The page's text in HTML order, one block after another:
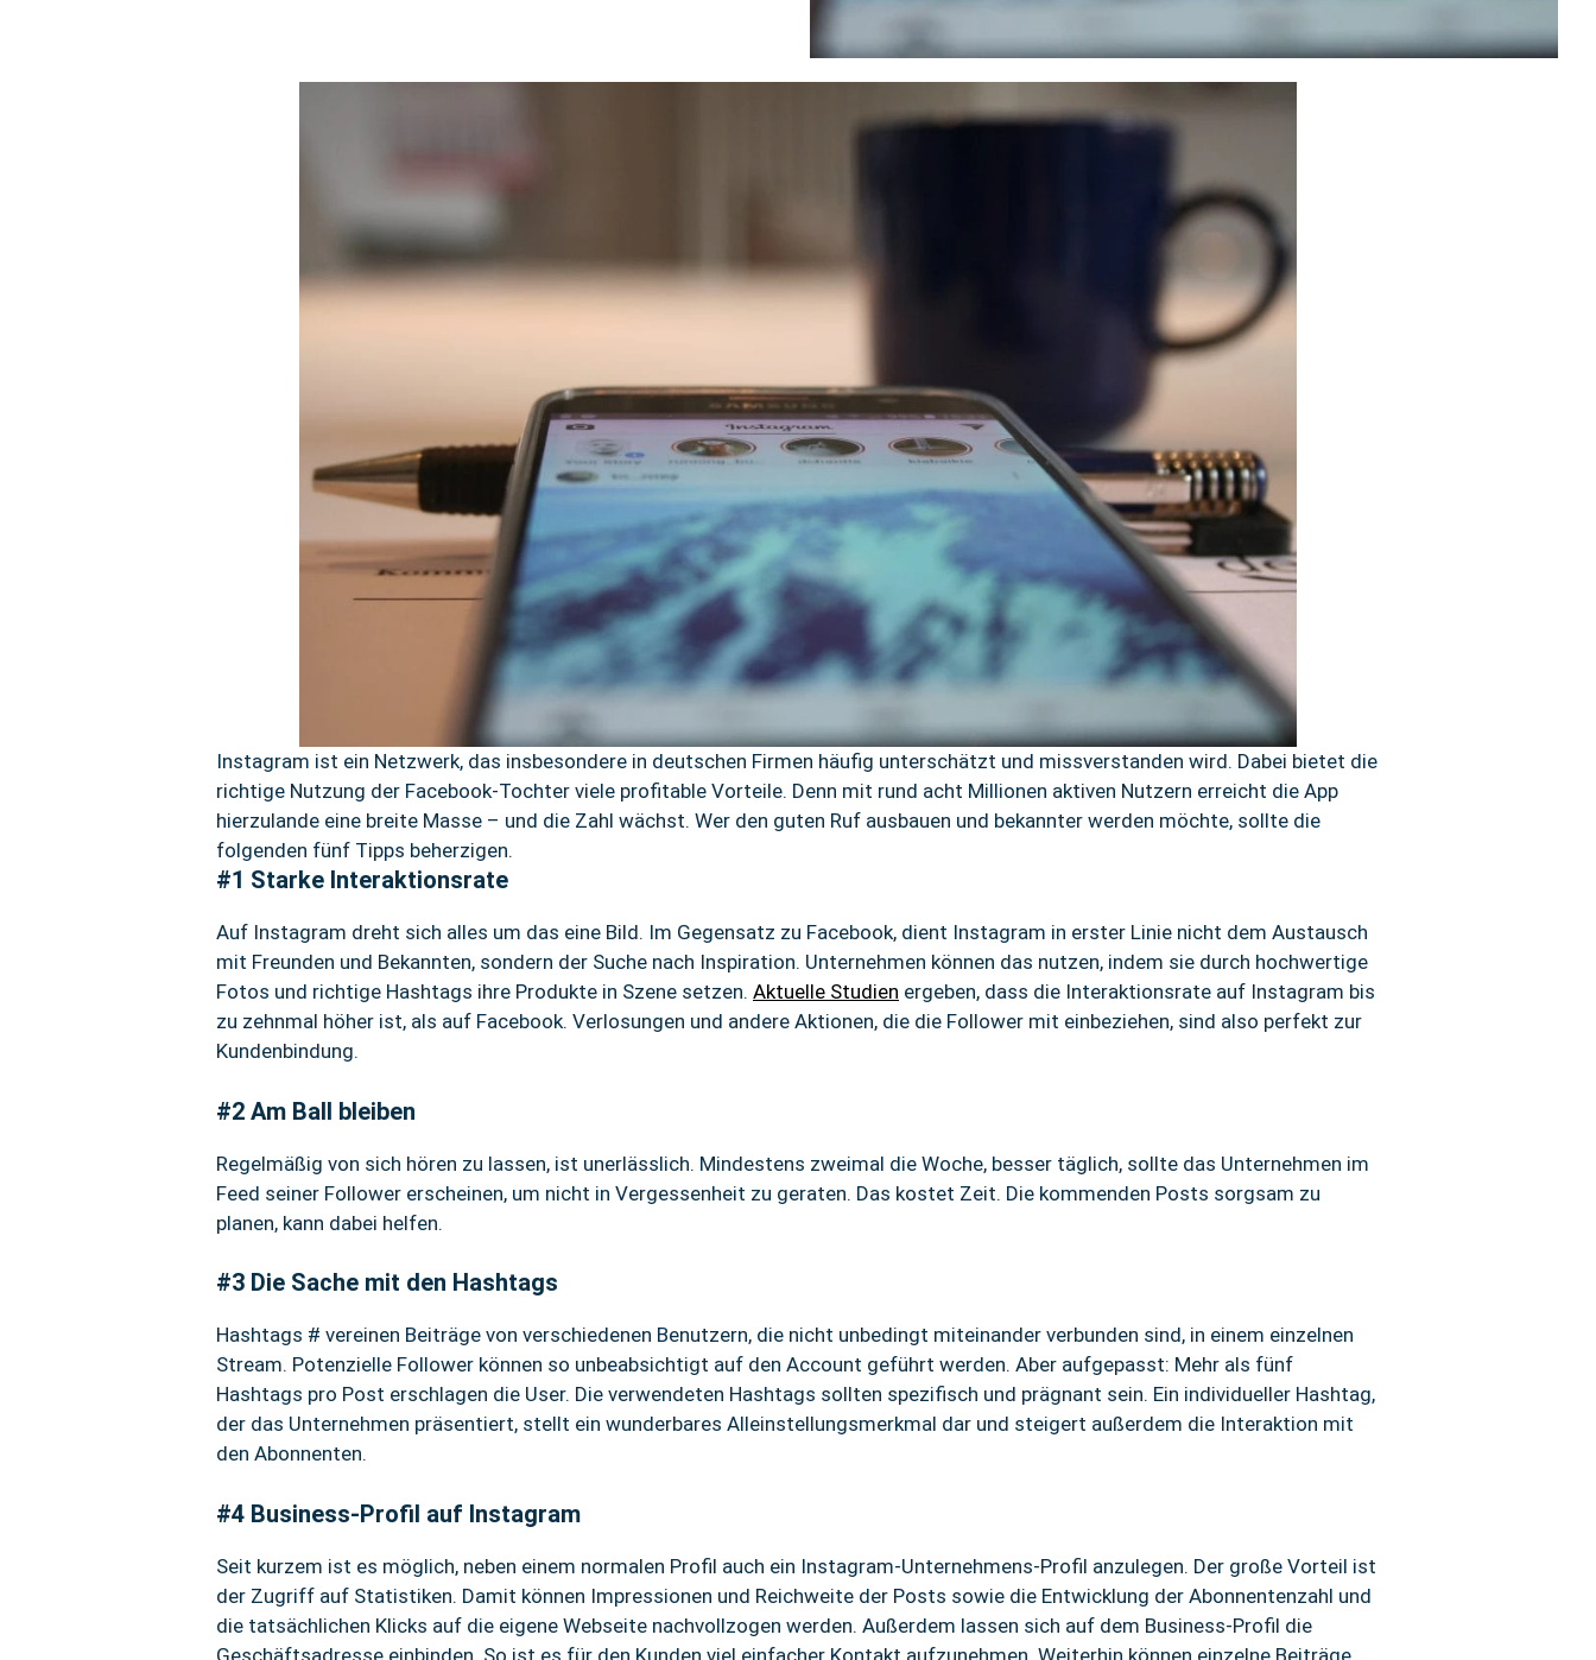
Instagram ist ein Netzwerk, das insbesondere in deutschen Firmen häufig unterschätzt und missverstanden wird. Dabei bietet die
richtige Nutzung der Facebook-Tochter viele profitable Vorteile. Denn mit rund acht Millionen aktiven Nutzern erreicht die App
hierzulande eine breite Masse – und die Zahl wächst. Wer den guten Ruf ausbauen und bekannter werden möchte, sollte die
folgenden fünf Tipps beherzigen.
#1 Starke Interaktionsrate
Auf Instagram dreht sich alles um das eine Bild. Im Gegensatz zu Facebook, dient Instagram in erster Linie nicht dem Austausch
mit Freunden und Bekannten, sondern der Suche nach Inspiration. Unternehmen können das nutzen, indem sie durch hochwertige
Fotos und richtige Hashtags ihre Produkte in Szene setzen. Aktuelle Studien ergeben, dass die Interaktionsrate auf Instagram bis
zu zehnmal höher ist, als auf Facebook. Verlosungen und andere Aktionen, die die Follower mit einbeziehen, sind also perfekt zur
Kundenbindung.
#2 Am Ball bleiben
Regelmäßig von sich hören zu lassen, ist unerlässlich. Mindestens zweimal die Woche, besser täglich, sollte das Unternehmen im
Feed seiner Follower erscheinen, um nicht in Vergessenheit zu geraten. Das kostet Zeit. Die kommenden Posts sorgsam zu
planen, kann dabei helfen.
#3 Die Sache mit den Hashtags
Hashtags # vereinen Beiträge von verschiedenen Benutzern, die nicht unbedingt miteinander verbunden sind, in einem einzelnen
Stream. Potenzielle Follower können so unbeabsichtigt auf den Account geführt werden. Aber aufgepasst: Mehr als fünf
Hashtags pro Post erschlagen die User. Die verwendeten Hashtags sollten spezifisch und prägnant sein. Ein individueller Hashtag,
der das Unternehmen präsentiert, stellt ein wunderbares Alleinstellungsmerkmal dar und steigert außerdem die Interaktion mit
den Abonnenten.
#4 Business-Profil auf Instagram
Seit kurzem ist es möglich, neben einem normalen Profil auch ein Instagram-Unternehmens-Profil anzulegen. Der große Vorteil ist
der Zugriff auf Statistiken. Damit können Impressionen und Reichweite der Posts sowie die Entwicklung der Abonnentenzahl und
die tatsächlichen Klicks auf die eigene Webseite nachvollzogen werden. Außerdem lassen sich auf dem Business-Profil die
Geschäftsadresse einbinden. So ist es für den Kunden viel einfacher Kontakt aufzunehmen. Weiterhin können einzelne Beiträge